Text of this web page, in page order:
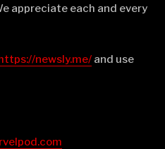
appreciate each and every
newsly.me/⁠⁠⁠⁠⁠⁠⁠⁠⁠⁠⁠⁠⁠⁠⁠⁠⁠⁠⁠⁠⁠⁠⁠⁠⁠⁠⁠⁠⁠⁠⁠⁠⁠⁠⁠⁠⁠⁠⁠⁠⁠⁠⁠⁠⁠⁠⁠⁠⁠ and use